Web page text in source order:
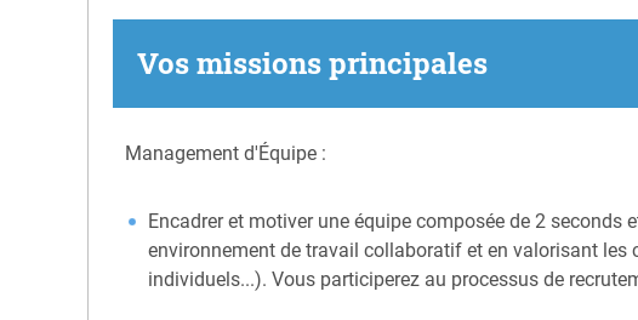
Vos missions principales
Management d'Équipe :
Encadrer et motiver une équipe composée de 2
environnement de travail collaboratif et en valorisant les
individuels...). Vous participerez au processus de